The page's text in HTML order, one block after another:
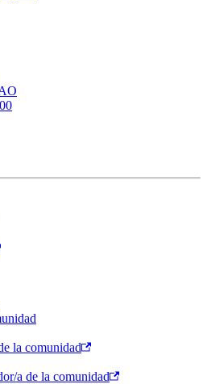
la comunidad
a de la comunidad